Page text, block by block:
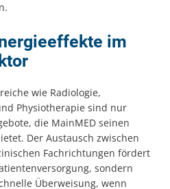
im
wie Radiologie,
Physiotherapie sind nur
die MainMED seinen
Der Austausch zwischen
Fachrichtungen fördert
sondern
Überweisung, wenn